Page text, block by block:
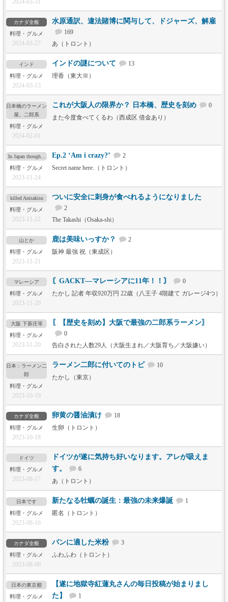
2024-03-31
カナダ全般
料理・グルメ
2024-03-27
水原通訳、違法賭博に関与して、ドジャーズ、解雇
169
あ（トロント）
インド
料理・グルメ
2024-03-13
インドの謎について
13
理香（東大Ⅲ）
日本橋のラーメン
屋。二郎系
料理・グルメ
2024-02-01
これが大阪人の限界か？ 日本橋、歴史を刻め
0
また今度食べてくるわ（西成区 借金あり）
In Japan though...
料理・グルメ
2023-11-24
Ep.2 ‘Am i crazy?’
2
Secret name here.（トロント）
killed Anisakisu
料理・グルメ
2023-11-22
ついに安全に刺身が食べれるようになりました
2
The Takashi（Osaka-shi）
山とか
料理・グルメ
2023-11-21
鹿は美味いっすか？
2
阪神 最強 祝（東成区）
マレーシア
料理・グルメ
2023-11-20
〘GACKT―マレーシアに11年！！〙
0
たかし 記者 年収920万円 22歳（八王子 4階建て ガレージ4つ）
大阪 下新庄等
料理・グルメ
2023-11-20
〖【歴史を刻め】大阪で最強の二郎系ラーメン〗
0
告白された人数29人（大阪生まれ／大阪育ち／大阪嫌い）
日本：ラーメン二
郎
料理・グルメ
2023-10-19
ラーメン二郎に付いてのトピ
10
たかし（東京）
カナダ全般
料理・グルメ
2023-10-18
卵黄の醤油漬け
18
生卵（トロント）
ドイツ
料理・グルメ
2023-08-17
ドイツが遂に気持ち好いなります。アレが吸えま
す。
6
あ（トロント）
日本です
料理・グルメ
2023-08-16
新たなる牡蠣の誕生：最強の未来爆誕
1
匿名（トロント）
カナダ全般
料理・グルメ
2023-08-06
パンに適した米粉
3
ふわふわ（トロント）
日本の東京都
料理・グルメ
【遂に地獄寺紅蓮丸さんの毎日投稿が始まりまし
た】
1